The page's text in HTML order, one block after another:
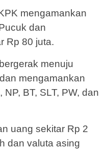
mengamankan
dan
Rp 80 juta.
menuju
mengamankan
BT, SLT, PW, dan
uang sekitar Rp 2
dan valuta asing